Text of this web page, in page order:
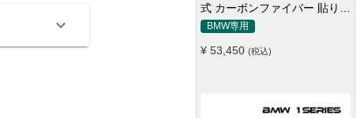
ズGT 14-16年式 カーボンフ
ァイバー 貼り付け装着
BMW専用
¥ 55,900 (税込)